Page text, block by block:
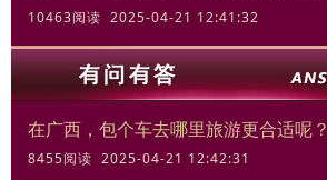
10463阅读 2025-04-21 12:41:32
在广西，包个车去哪里旅游更合适呢？
8455阅读 2025-04-21 12:42:31